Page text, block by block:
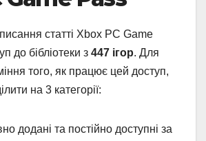
статті Xbox PC Game
до бібліотеки з 447 ігор. Для
того, як працює цей доступ,
на 3 категорії:
додані та постійно доступні за